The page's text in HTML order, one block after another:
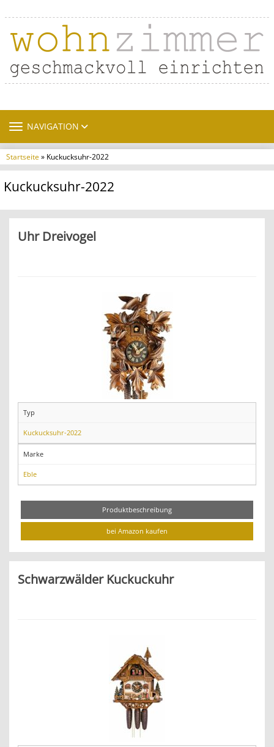
TOGGLE NAVIGATION
NAVIGATION
Startseite» Kuckucksuhr-2022
Kuckucksuhr-2022
Uhr Dreivogel
Typ
Kuckucksuhr-2022
Marke
Eble
Produktbeschreibung
bei Amazon kaufen
Schwarzwälder Kuckuckuhr